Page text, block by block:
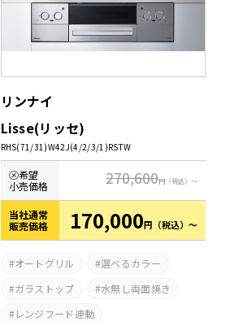
リンナイ
Lisse(リッセ)
RHS(71/31)W42J(4/2/3/1)RSTW
㋱希望
小売価格
270,600円 （税込）～
当社通常
販売価格
170,000円 （税込）～
オートグリル
選べるカラー
ガラストップ
水無し両面焼き
レンジフード連動